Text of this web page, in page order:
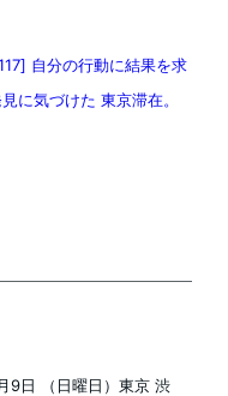
自分の行動に結果を求
に気づけた 東京滞在。
9日 （日曜日）東京 渋